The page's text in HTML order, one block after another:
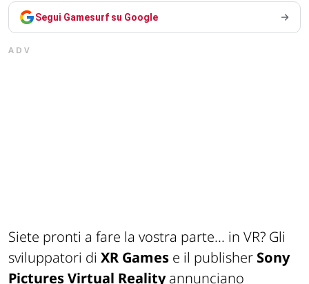
Segui Gamesurf su Google
ADV
Siete pronti a fare la vostra parte... in VR? Gli
sviluppatori di XR Games e il publisher Sony
Pictures Virtual Realityannunciano